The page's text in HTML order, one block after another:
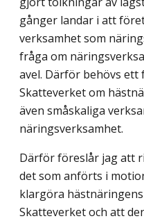
gånger landar i att
verksamhet som
fråga om
avel. Därför behövs
Skatteverket om
även småskaliga
näringsverksamhet.
Därför föreslår jag att
det som anförts i
klargöra
Skatteverket och att